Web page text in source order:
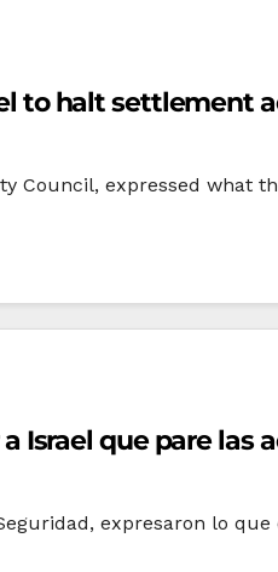
to halt settlement
expressed what
Israel que pare
expresaron lo